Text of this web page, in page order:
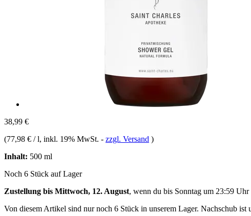
38,99 €
(77,98 € / l, inkl. 19% MwSt. - zzgl. Versand )
Inhalt: 500 ml
Noch 6 Stück auf Lager
Zustellung bis Mittwoch, 12. August, wenn du bis Sonntag um 23:59 Uhr
Von diesem Artikel sind nur noch 6 Stück in unserem Lager. Nachschub